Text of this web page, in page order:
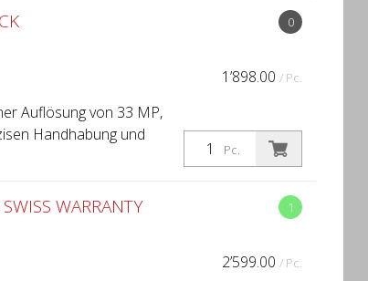
0
1’898.00 / Pc.
Pc.
Auflösung von 33 MP,
Handhabung und
1
2’599.00 / Pc.
WARRANTY